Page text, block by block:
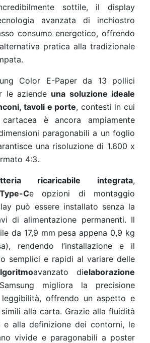
sottile, il display
avanzata di inchiostro
consumo energetico, offrendo
pratica alla tradizionale
Color E-Paper da 13 pollici
le aziende una soluzione ideale
tavoli e porte, contesti in cui
è ancora ampiamente
paragonabili a un foglio
una risoluzione di 1.600 x
4:3.
ricaricabile integrata,
Ce opzioni di montaggio
può essere installato senza la
di alimentazione permanenti. Il
da 17,9 mm pesa appena 0,9 kg
rendendo l’installazione e il
semplici e rapidi al variare delle
avanzato dielaborazione
migliora la precisione
offrendo un aspetto e
simili alla carta. Grazie alla fluidità
e alla definizione dei contorni, le
vivide e paragonabili a poster